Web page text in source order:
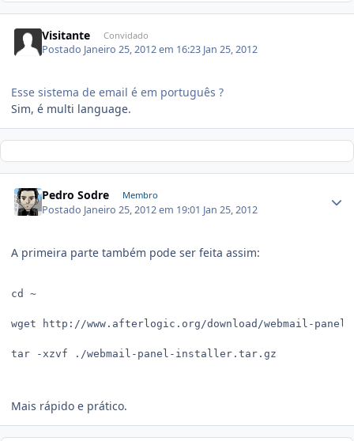
Visitante Convidado
Postado Janeiro 25, 2012 em 16:23 Jan 25, 2012
Esse sistema de email é em português ?
Sim, é multi language.
Pedro Sodre Membro
Postado Janeiro 25, 2012 em 19:01 Jan 25, 2012
A primeira parte também pode ser feita assim:
cd ~
wget http://www.afterlogic.org/download/webmail-
tar -xzvf ./webmail-panel-installer.tar.gz
Mais rápido e prático.